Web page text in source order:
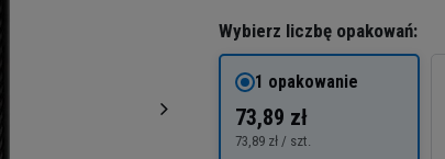
Wybierz liczbę opakowań:
1 opakowanie
73,89 zł
73,89 zł / szt.